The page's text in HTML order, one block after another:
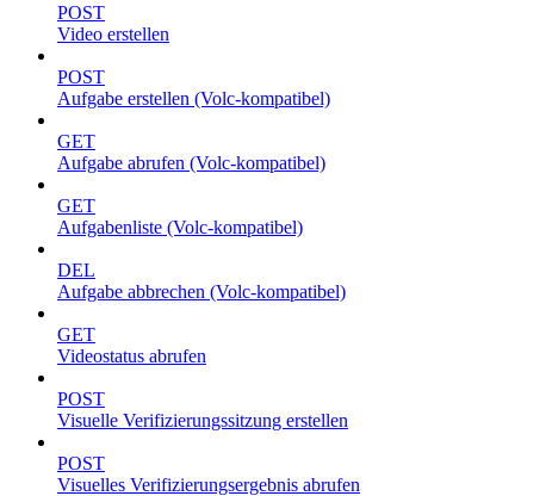
POST
Video erstellen
POST
Aufgabe erstellen (Volc-kompatibel)
GET
Aufgabe abrufen (Volc-kompatibel)
GET
Aufgabenliste (Volc-kompatibel)
DEL
Aufgabe abbrechen (Volc-kompatibel)
GET
Videostatus abrufen
POST
Visuelle Verifizierungssitzung erstellen
POST
Visuelles Verifizierungsergebnis abrufen